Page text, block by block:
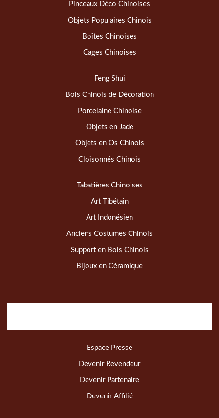
Pinceaux Déco Chinoises
Objets Populaires Chinois
Boîtes Chinoises
Cages Chinoises
Feng Shui
Bois Chinois de Décoration
Porcelaine Chinoise
Objets en Jade
Objets en Os Chinois
Cloisonnés Chinois
Tabatières Chinoises
Art Tibétain
Art Indonésien
Anciens Costumes Chinois
Support en Bois Chinois
Bijoux en Céramique
Espace Presse
Devenir Revendeur
Devenir Partenaire
Devenir Affilié